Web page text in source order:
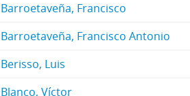
Barroetaveña, Francisco
Barroetaveña, Francisco Antonio
Berisso, Luis
Blanco, Víctor